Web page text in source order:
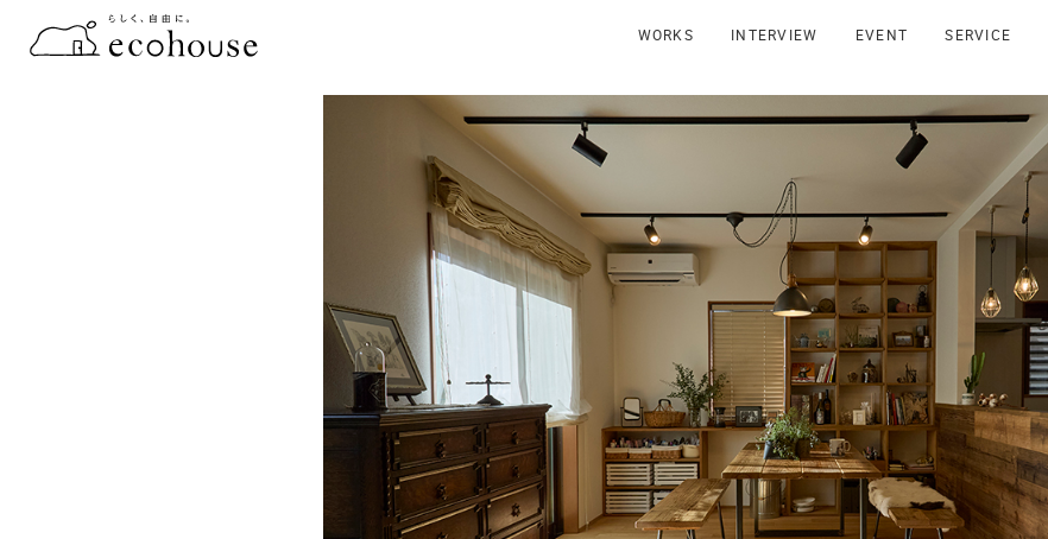
WORKS INTERVIEW EVENT SERVICE